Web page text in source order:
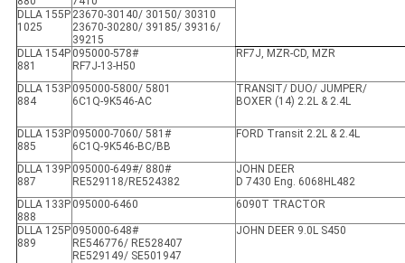
DLLA 155P
1025
23670-30140/ 30150/ 30310
23670-30280/ 39185/ 39316/
39215
DLLA 154P
881
095000-578#
RF7J-13-H50
RF7J, MZR-CD, MZR
DLLA 153P
884
095000-5800/ 5801
6C1Q-9K546-AC
TRANSIT/ DUO/ JUMPER/
BOXER (14) 2.2L & 2.4L
DLLA 153P
885
095000-7060/ 581#
6C1Q-9K546-BC/BB
FORD Transit 2.2L & 2.4L
DLLA 139P
887
095000-649#/ 880#
RE529118/RE524382
JOHN DEER
D 7430 Eng. 6068HL482
DLLA 133P
888
095000-6460 6090T TRACTOR
DLLA 125P
889
095000-648#
RE546776/ RE528407
RE529149/ SE501947
JOHN DEER 9.0L S450